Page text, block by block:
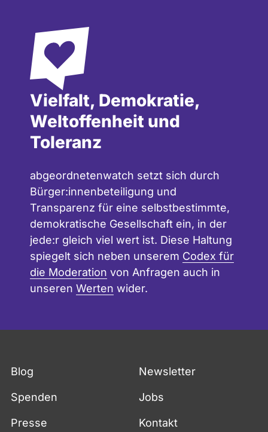
Vielfalt, Demokratie,
Weltoffenheit und
Toleranz
abgeordnetenwatch setzt sich durch
Bürger:innenbeteiligung und
Transparenz für eine selbstbestimmte,
demokratische Gesellschaft ein, in der
jede:r gleich viel wert ist. Diese Haltung
spiegelt sich neben unserem Codex für
die Moderation von Anfragen auch in
unseren Werten wider.
Blog Newsletter
Spenden Jobs
Presse Kontakt